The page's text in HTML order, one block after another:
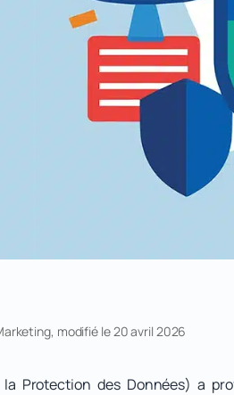
, modifié le 20 avril 2026
la Protection des Données) a